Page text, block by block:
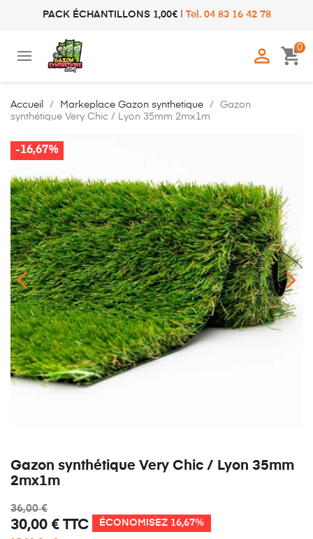
PACK ÉCHANTILLONS 1,00€| Tel. 04 83 16 42 78
 shopping_cart
0
Accueil Markeplace Gazon synthetique
Gazon
synthétique Very Chic / Lyon 35mm 2mx1m
-16,67%
-16,67%
Gazon synthétique Very Chic / Lyon 35mm
2mx1m
36,00 €
30,00 € TTC ÉCONOMISEZ 16,67%